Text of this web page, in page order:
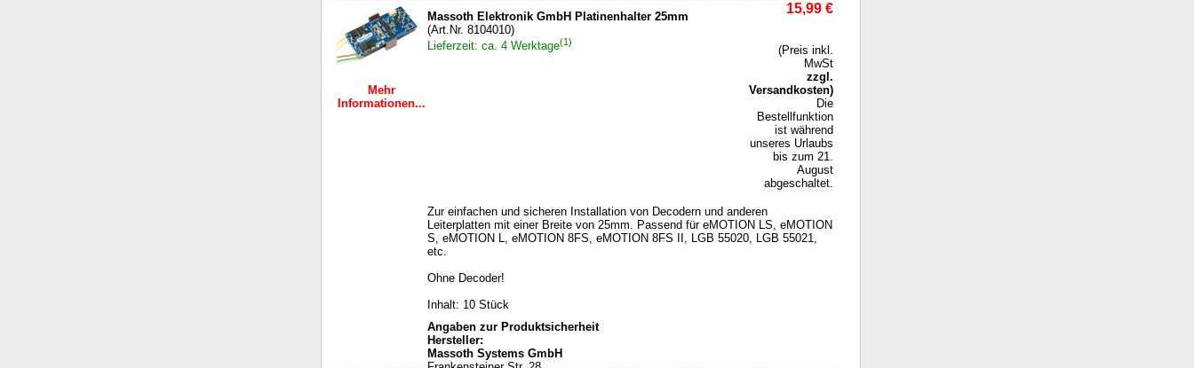
Mehr
Informationen...
Massoth Elektronik GmbH Platinenhalter 25mm
(Art.Nr. 8104010)
Lieferzeit: ca. 4 Werktage(1)
15,99 €
(Preis inkl.
MwSt
zzgl.
Versandkosten)
Die
Bestellfunktion
ist während
unseres Urlaubs
bis zum 21.
August
abgeschaltet.
Zur einfachen und sicheren Installation von Decodern und anderen
Leiterplatten mit einer Breite von 25mm. Passend für eMOTION LS, eMOTION
S, eMOTION L, eMOTION 8FS, eMOTION 8FS II, LGB 55020, LGB 55021,
etc.
Ohne Decoder!
Inhalt: 10 Stück
Angaben zur Produktsicherheit
Hersteller:
Massoth Systems GmbH